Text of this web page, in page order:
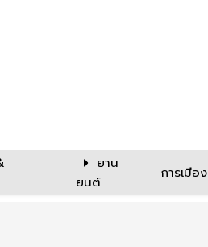
ยาน
ยนต์
การเมือง